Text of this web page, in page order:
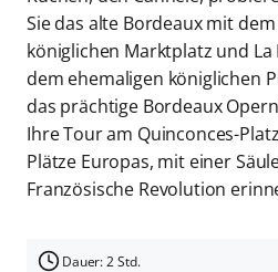
Sie das alte Bordeaux mit
königlichen Marktplatz und La
dem ehemaligen königlichen
das prächtige Bordeaux
Ihre Tour am Quinconces-
Plätze Europas, mit einer
Französische Revolution
Dauer: 2 Std.